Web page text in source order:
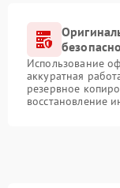
Использование
аккуратная
резервное
восстановление